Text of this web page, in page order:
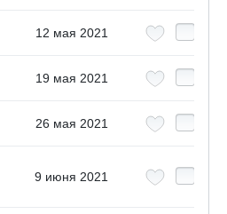
12 мая 2021
19 мая 2021
26 мая 2021
9 июня 2021